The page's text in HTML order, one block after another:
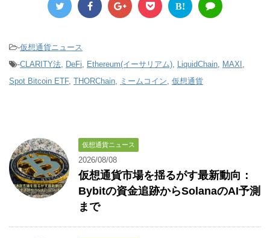
B!
-仮想通貨ニュース
-CLARITY法 DeFi Ethereum(イーサリアム) LiquidChain MAXI
Spot Bitcoin ETF, THORChain ミームコイン 仮想通貨
仮想通貨ニュース
2026/08/08
仮想通貨市場を揺るがす最新動向：
Bybitの資金追跡からSolanaのAI予測
まで